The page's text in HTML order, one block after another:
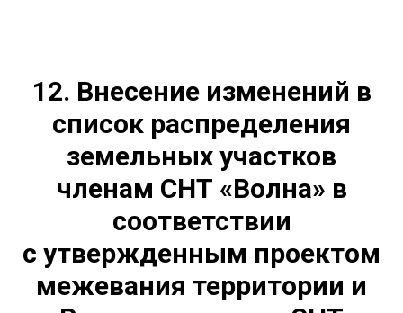
12. Внесение изменений в
список распределения
земельных участков
членам СНТ «Волна» в
соответствии
с утвержденным проектом
межевания территории и